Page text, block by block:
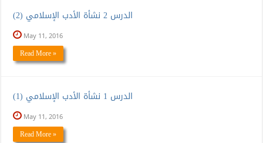
الدرس 2 نشأة الأدب الإسلامي (2)
May 11, 2016
Read More »
الدرس 1 نشأة الأدب الإسلامي (1)
May 11, 2016
Read More »